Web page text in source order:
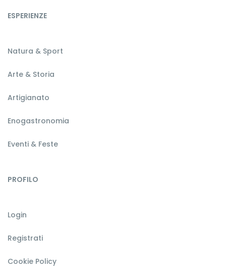
ESPERIENZE
Natura & Sport
Arte & Storia
Artigianato
Enogastronomia
Eventi & Feste
PROFILO
Login
Registrati
Cookie Policy